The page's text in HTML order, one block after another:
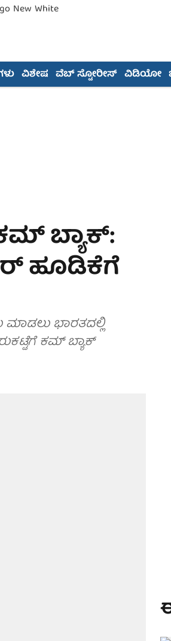
ವಿಶೇಷ ವೆಬ್ ಸ್ಟೋರೀಸ್ ವಿಡಿಯೋ
ಬ್ಯಾಕ್:
ಹೂಡಿಕೆಗೆ
ಭಾರತದಲ್ಲಿ
ಕಮ್ ಬ್ಯಾಕ್